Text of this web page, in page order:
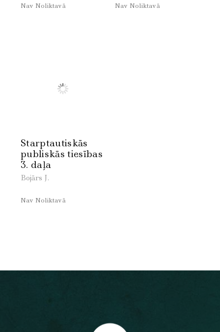
Nav Noliktavā Nav Noliktavā
Starptautiskās
publiskās tiesības
3. daļa
Bojārs J.
Nav Noliktavā